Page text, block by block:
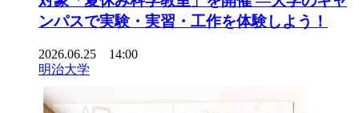
ンパスで実験・実習・工作を体験しよう！
2026.06.25 14:00
明治大学